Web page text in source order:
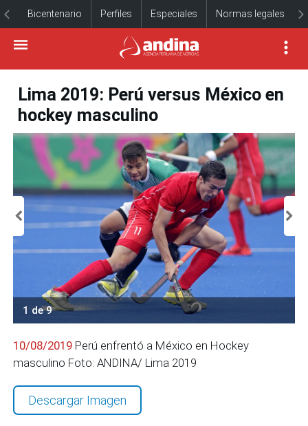
Bicentenario Perfiles Especiales Normas legales
Lima 2019: Perú versus México en
hockey masculino
1 de 9
10/08/2019 Perú enfrentó a México en Hockey
masculino Foto: ANDINA/ Lima 2019
Descargar Imagen